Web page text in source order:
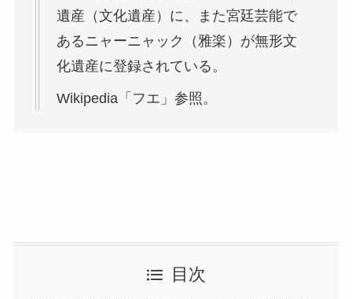
遺産（文化遺産）に、また宮廷芸能で
あるニャーニャック（雅楽）が無形文
化遺産に登録されている。
Wikipedia「フエ」参照。
目次